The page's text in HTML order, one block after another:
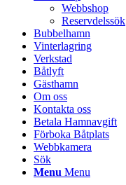
Webbshop
Reservdelssök
Bubbelhamn
Vinterlagring
Verkstad
Båtlyft
Gästhamn
Om oss
Kontakta oss
Betala Hamnavgift
Förboka Båtplats
Webbkamera
Sök
Menu Menu